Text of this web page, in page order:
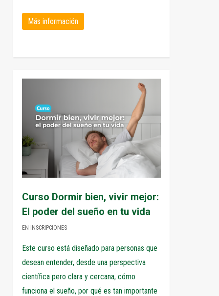
Más información
Curso Dormir bien, vivir mejor:
El poder del sueño en tu vida
EN INSCRIPCIONES
Este curso está diseñado para personas que
desean entender, desde una perspectiva
científica pero clara y cercana, cómo
funciona el sueño, por qué es tan importante